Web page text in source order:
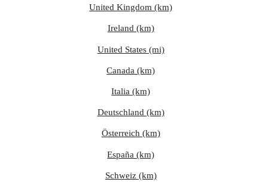
United Kingdom (km)
Ireland (km)
United States (mi)
Canada (km)
Italia (km)
Deutschland (km)
Österreich (km)
España (km)
Schweiz (km)